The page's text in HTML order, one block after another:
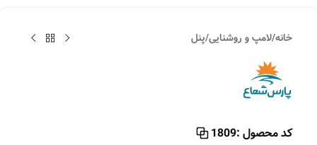
خانه/لامپ و روشنایی/پنل
کد محصول :1809